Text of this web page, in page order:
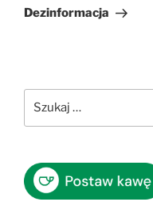
wpis
Dezinformacja